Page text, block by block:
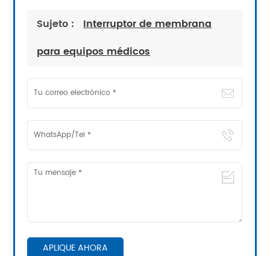
Sujeto :
Interruptor de membrana
para equipos médicos
APLIQUE AHORA